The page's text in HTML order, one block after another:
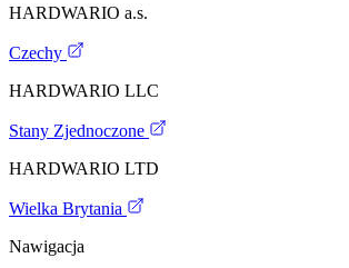
HARDWARIO a.s.
Czechy
HARDWARIO LLC
Stany Zjednoczone
HARDWARIO LTD
Wielka Brytania
Nawigacja